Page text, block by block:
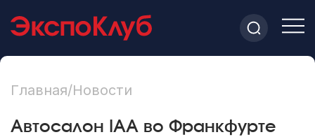
Главная/Новости
Автосалон IAA во Франкфурте